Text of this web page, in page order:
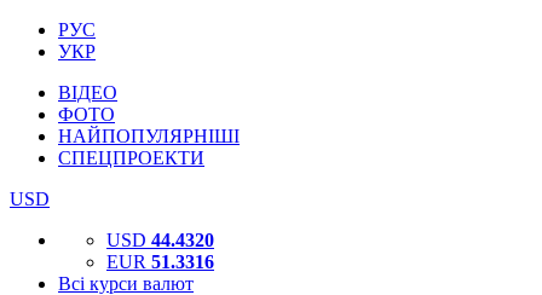
РУС
УКР
ВІДЕО
ФОТО
НАЙПОПУЛЯРНІШІ
СПЕЦПРОЕКТИ
USD
USD 44.4320
EUR 51.3316
Всі курси валют